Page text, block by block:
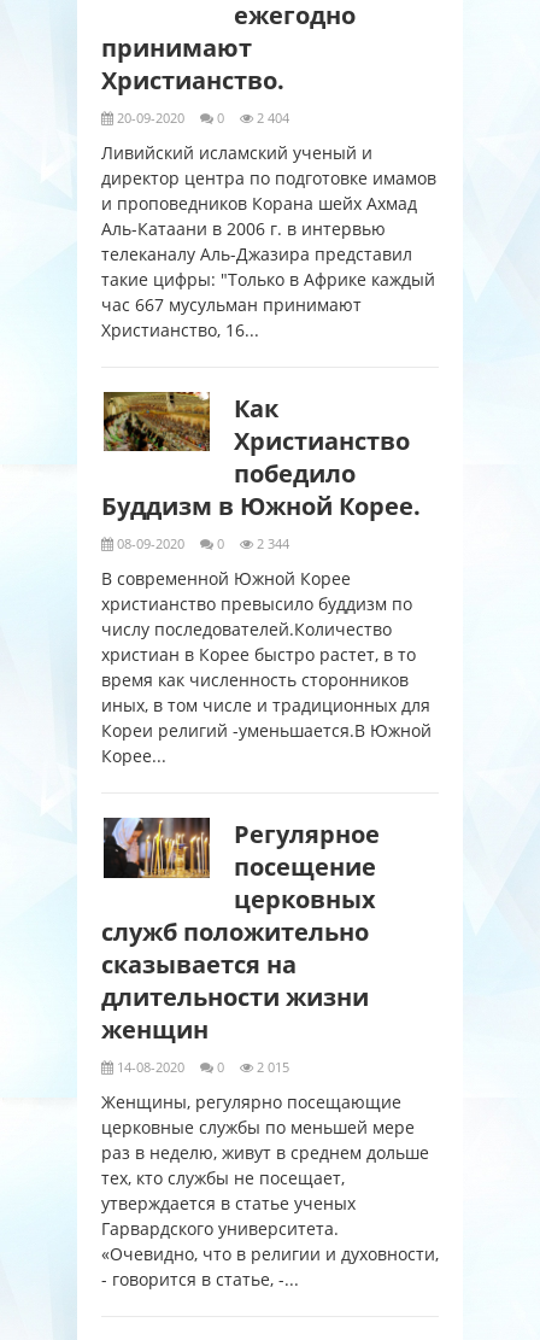
ежегодно
принимают
Христианство.
20-09-2020 0 2 404
Ливийский исламский ученый и
директор центра по подготовке имамов
и проповедников Корана шейх Ахмад
Аль-Катаани в 2006 г. в интервью
телеканалу Аль-Джазира представил
такие цифры: "Только в Африке каждый
час 667 мусульман принимают
Христианство, 16...
Как
Христианство
победило
Буддизм в Южной Корее.
08-09-2020 0 2 344
В современной Южной Корее
христианство превысило буддизм по
числу последователей.Количество
христиан в Корее быстро растет, в то
время как численность сторонников
иных, в том числе и традиционных для
Кореи религий -уменьшается.В Южной
Корее...
Регулярное
посещение
церковных
служб положительно
сказывается на
длительности жизни
женщин
14-08-2020 0 2 015
Женщины, регулярно посещающие
церковные службы по меньшей мере
раз в неделю, живут в среднем дольше
тех, кто службы не посещает,
утверждается в статье ученых
Гарвардского университета.
«Очевидно, что в религии и духовности,
- говорится в статье, -...